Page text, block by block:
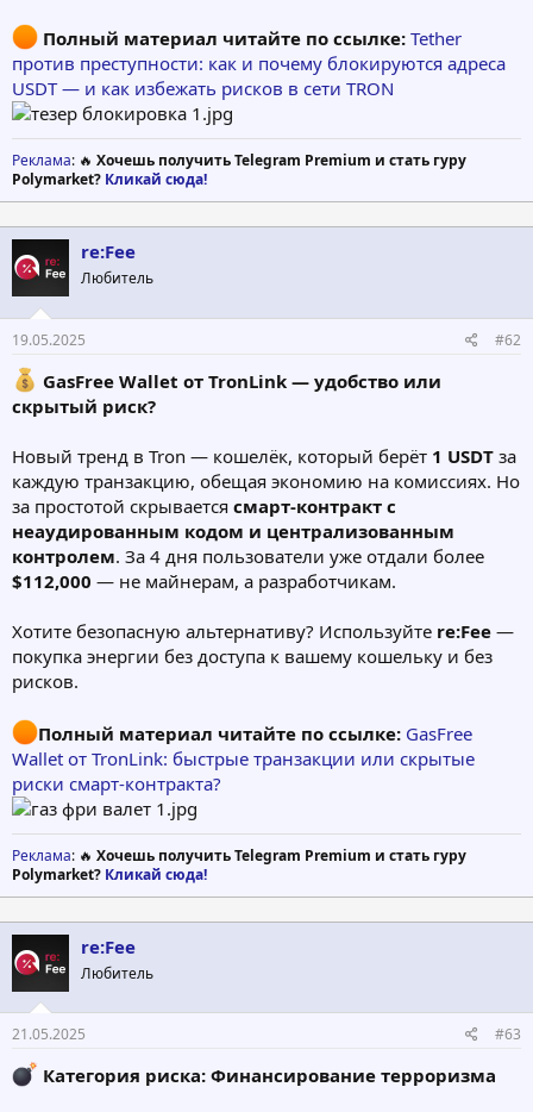
Полный материал читайте по ссылке: Tether
против преступности: как и почему блокируются адреса
USDT — и как избежать рисков в сети TRON
Реклама: 🔥 Хочешь получить Telegram Premium и стать гуру
Polymarket? Кликай сюда!
re:Fee
Любитель
19.05.2025 #62
GasFree Wallet от TronLink — удобство или
скрытый риск?
Новый тренд в Tron — кошелёк, который берёт 1 USDT за
каждую транзакцию, обещая экономию на комиссиях. Но
за простотой скрывается смарт-контракт с
неаудированным кодом и централизованным
контролем. За 4 дня пользователи уже отдали более
$112,000 — не майнерам, а разработчикам.
Хотите безопасную альтернативу? Используйте re:Fee —
покупка энергии без доступа к вашему кошельку и без
рисков.
Полный материал читайте по ссылке: GasFree
Wallet от TronLink: быстрые транзакции или скрытые
риски смарт-контракта?
Реклама: 🔥 Хочешь получить Telegram Premium и стать гуру
Polymarket? Кликай сюда!
re:Fee
Любитель
21.05.2025 #63
Категория риска: Финансирование терроризма